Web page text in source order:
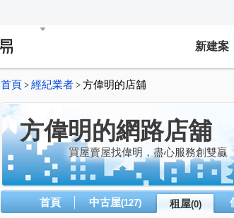
新建案
首頁 > 經紀業者 > 方偉明的店舖
方偉明的網路店舖
買屋賣屋找偉明，盡心服務創雙贏
首頁 中古屋(127) 租屋(0)